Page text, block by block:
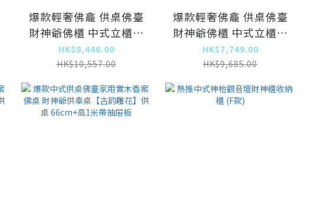
爆款輕奢佛龕 供桌佛臺
財神爺佛櫃 中式立櫃帶
門神龕【帶門式】
80x48x190cm
HK$8,446.00
HK$10,557.00
爆款輕奢佛龕 供桌佛臺
財神爺佛櫃 中式立櫃帶
門神龕【帶門式】
70x48x190cm
HK$7,749.00
HK$9,685.00